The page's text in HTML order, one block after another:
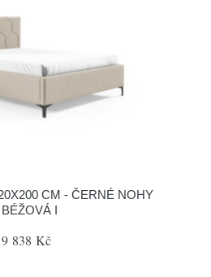
CM - ČERNÉ NOHY
BÉŽOVÁ I
838 Kč